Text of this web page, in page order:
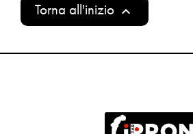
Torna all'inizio 